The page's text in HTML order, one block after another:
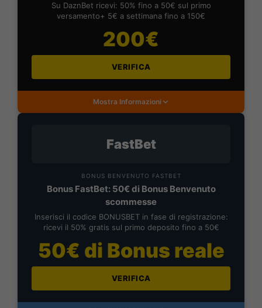
Su DaznBet ricevi: 50% fino a 50€ sul primo
versamento+ 5€ a settimana fino a 150€
200€
VERIFICA
Mostra Informazioni
FastBet
BONUS BENVENUTO FASTBET
Bonus FastBet: 50€ di Bonus Benvenuto
scommesse
Inserisci il codice BONUSBET in fase di registrazione:
ricevi il 50% gratis sul primo deposito fino a 50€
50€ di Bonus reale
VERIFICA